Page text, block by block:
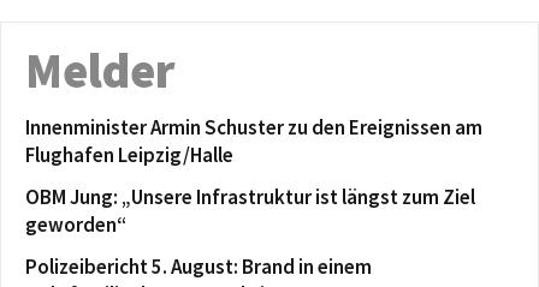
Melder
Innenminister Armin Schuster zu den Ereignissen am
Flughafen Leipzig/Halle
OBM Jung: „Unsere Infrastruktur ist längst zum Ziel
geworden“
Polizeibericht 5. August: Brand in einem